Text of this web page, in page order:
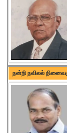
நன்றி நவிலல்